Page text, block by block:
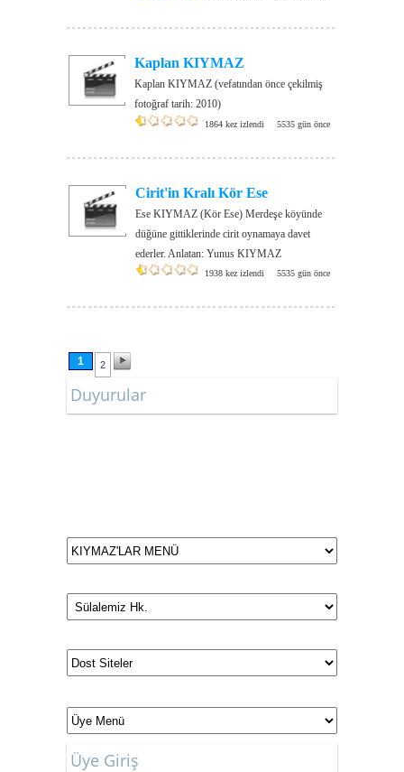
Kaplan KIYMAZ
Kaplan KIYMAZ (vefatından önce çekilmiş
fotoğraf tarih: 2010)
1864 kez izlendi 5535 gün önce
Cirit'in Kralı Kör Ese
Ese KIYMAZ (Kör Ese) Merdeşe köyünde
düğüne gittiklerinde cirit oynamaya davet
ederler. Anlatan: Yunus KIYMAZ
1938 kez izlendi 5535 gün önce
1 2
Duyurular
Üye Giriş